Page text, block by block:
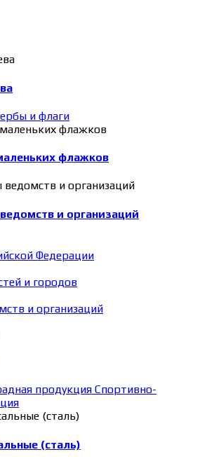
и флаги
флажков
и организаций
Федерации
и городов
и организаций
Спортивно-
(сталь)